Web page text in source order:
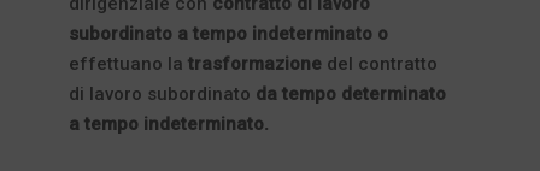
subordinato a tempo indeterminato o
effettuano la trasformazionedel contratto
di lavoro subordinato da tempo determinato
a tempo indeterminato.